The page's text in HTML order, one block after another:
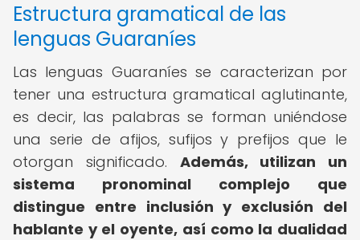
Estructura gramatical de las
lenguas Guaraníes
Las lenguas Guaraníes se caracterizan por
tener una estructura gramatical aglutinante,
es decir, las palabras se forman uniéndose
una serie de afijos, sufijos y prefijos que le
otorgan significado. Además, utilizan un
sistema pronominal complejo que
distingue entre inclusión y exclusión del
hablante y el oyente, así como la dualidad